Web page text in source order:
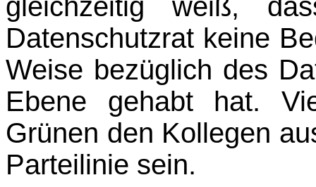
gleichzeitig weiß,
Datenschutzrat keine
Weise bezüglich des
Ebene gehabt hat.
Grünen den Kollegen
Parteilinie sein.